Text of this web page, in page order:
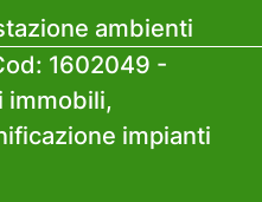
ambienti
1602049 -
immobili,
impianti